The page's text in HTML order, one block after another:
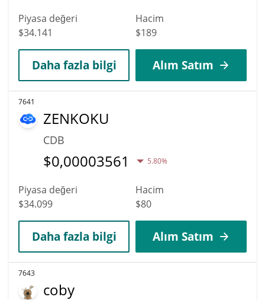
Piyasa değeri
$34.141
Hacim
$189
Daha fazla bilgi Alım Satım
7641
ZENKOKU
CDB
$0,00003561 5.80%
Piyasa değeri
$34.099
Hacim
$80
Daha fazla bilgi Alım Satım
7643
coby